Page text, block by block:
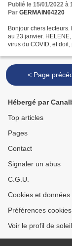
Publié le 15/01/2022 à
Par GERMAIN64220
Bonjour chers
au 23 janvier.
virus du COVID, et
< Page
Hébergé par
Top articles
Pages
Contact
Signaler un abus
C.G.U.
Cookies et
Préférences cookies
Voir le profil de